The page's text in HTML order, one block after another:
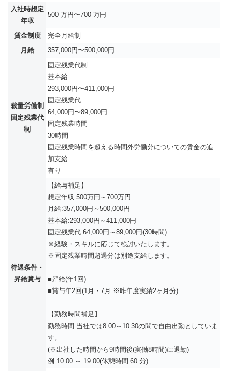
入社時想定
年収
500 万円〜700 万円
賃金制度
完全月給制
月給
357,000円〜500,000円
裁量労働制
固定残業代
制
固定残業代制
基本給
293,000円〜411,000円
固定残業代
64,000円〜89,000円
固定残業時間
30時間
固定残業時間を超える時間外労働分についての賃金の追
加支給
有り
待遇条件・
昇給賞与
【給与補足】
想定年収:500万円～700万円
月給:357,000円～500,000円
基本給:293,000円～411,000円
固定残業代:64,000円～89,000円(30時間)
※経験・スキルに応じて検討いたします。
※固定残業時間超過分は別途支給します。
■昇給(年1回)
■賞与年2回(1月・7月 ※昨年度実績2ヶ月分)
【勤務時間補足】
勤務時間:当社では8:00～10:30の間で自由出勤としていま
す。
(※出社した時間から9時間後(実働8時間)に退勤)
例:10:00 ～ 19:00(休憩時間 60 分)